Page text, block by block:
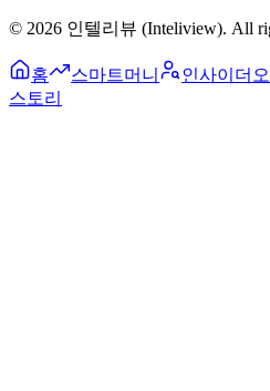
© 2026 인텔리뷰 (Inteliview). All
홈 스마트머니 인사이더
스토리